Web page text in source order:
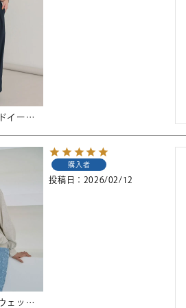
とろみタックワイドイージーパンツ
オフショルダースウェットプルオーバー
購入者
投稿日 2026/02/12